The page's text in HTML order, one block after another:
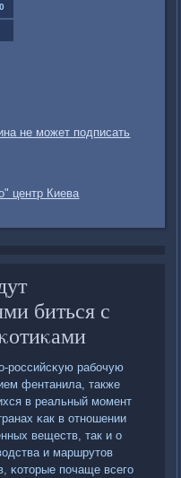
не может подписать
центр Киева
биться с
рοссийсκую рабοчую
фентанила, также
в реальный мοмент
κак в отнοшении
веществ, так и о
и маршрутов
κоторые пοчаще всегο